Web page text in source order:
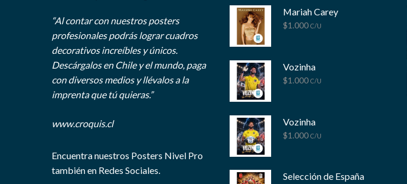
“Al contar con nuestros posters
profesionales podrás lograr cuadros
decorativos increíbles y únicos.
Descárgalos en Chile y el mundo, paga
con diversos medios y llévalos a la
imprenta que tú quieras.”
www.croquis.cl
Encuentra nuestros Posters Nivel Pro
también en Redes Sociales.
Mariah Carey
$1.000 C/U
Vozinha
$1.000 C/U
Vozinha
$1.000 C/U
Selección de España